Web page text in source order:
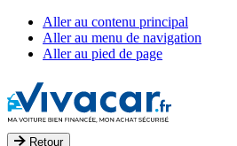
Aller au contenu principal
Aller au menu de navigation
Aller au pied de page
Retour